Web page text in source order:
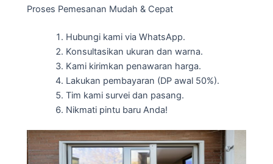
Proses Pemesanan Mudah & Cepat
Hubungi kami via WhatsApp.
Konsultasikan ukuran dan warna.
Kami kirimkan penawaran harga.
Lakukan pembayaran (DP awal 50%).
Tim kami survei dan pasang.
Nikmati pintu baru Anda!